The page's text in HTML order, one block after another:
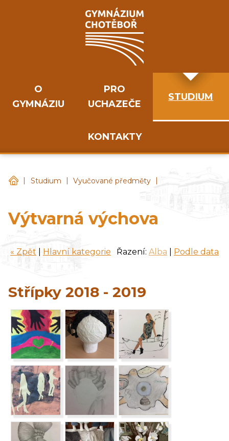
O
GYMNÁZIU
PRO
UCHAZEČE
STUDIUM
KONTAKTY
Gymnázium Chotěboř
| Studium | Vyučované předměty |
Výtvarná výchova
Řazení: Alba Podle data
« Zpět Hlavní kategorie
Střípky 2018 - 2019